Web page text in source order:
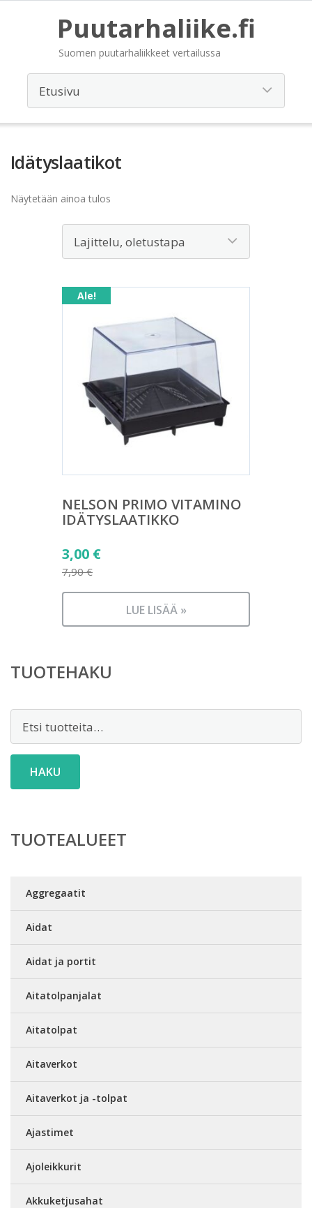
Puutarhaliike.fi
Suomen puutarhaliikkeet vertailussa
Idätyslaatikot
Näytetään ainoa tulos
Ale!
NELSON PRIMO VITAMINO
IDÄTYSLAATIKKO
7,90€
Alkuperäinen
hinta
oli:
3,00 €
Nykyinen
on:
LUE LISÄÄ »
TUOTEHAKU
HAKU
TUOTEALUEET
Aggregaatit
Aidat
Aidat ja portit
Aitatolpanjalat
Aitatolpat
Aitaverkot
Aitaverkot ja -tolpat
Ajastimet
Ajoleikkurit
Akkuketjusahat